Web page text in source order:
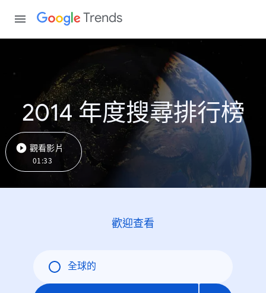
Trends
2014 年度搜尋排行榜
觀看影片
01:33
歡迎查看
全球的